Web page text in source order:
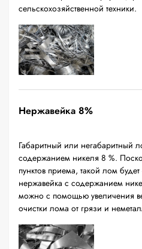
сельскохозяйственной техники.
Нержавейка 8%
Габаритный или негабаритный
содержанием никеля 8 %.
пунктов приема, такой лом
нержавейка с содержанием
можно с помощью увеличения
очистки лома от грязи и